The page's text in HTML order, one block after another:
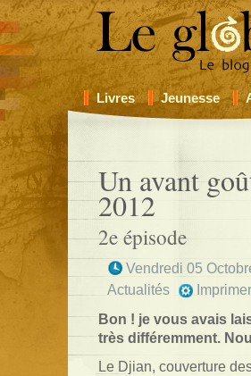
Livres Jeunesse
Un avant
2012
2e épisode
Vendredi 05
Actualités
Imprimer
Bon ! je vous avais
très différemment.
Le Djian, couverture